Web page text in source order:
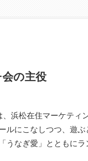
会の主役
浜松在住マーケティ
ルにこなしつつ、遊
うなぎ愛」とともにラ